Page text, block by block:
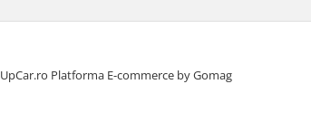
UpCar.ro Platforma E-commerce by Gomag